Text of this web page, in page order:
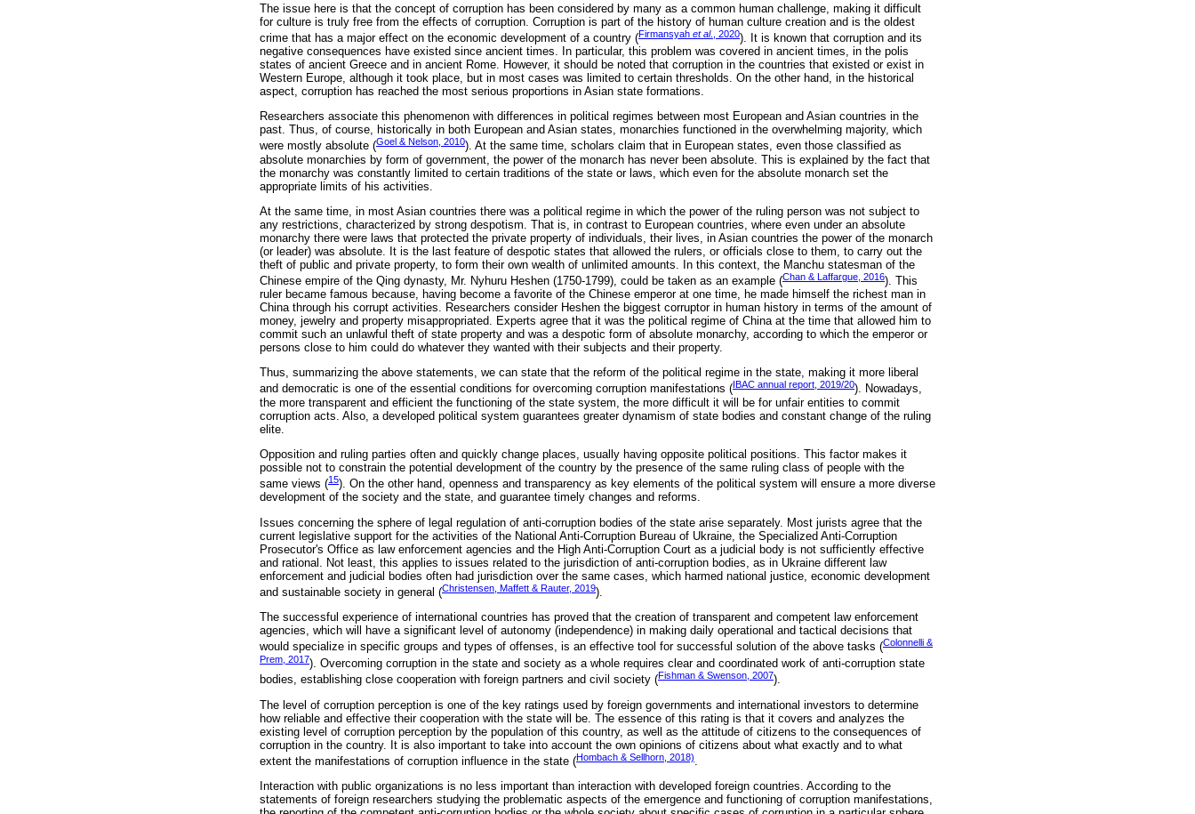
The issue here is that the concept of corruption has been considered by many as a common human challenge, making it difficult
for culture is truly free from the effects of corruption. Corruption is part of the history of human culture creation and is the oldest
crime that has a major effect on the economic development of a country (Firmansyah et al., 2020). It is known that corruption and its
negative consequences have existed since ancient times. In particular, this problem was covered in ancient times, in the polis
states of ancient Greece and in ancient Rome. However, it should be noted that corruption in the countries that existed or exist in
Western Europe, although it took place, but in most cases was limited to certain thresholds. On the other hand, in the historical
aspect, corruption has reached the most serious proportions in Asian state formations.
Researchers associate this phenomenon with differences in political regimes between most European and Asian countries in the
past. Thus, of course, historically in both European and Asian states, monarchies functioned in the overwhelming majority, which
were mostly absolute (Goel & Nelson, 2010). At the same time, scholars claim that in European states, even those classified as
absolute monarchies by form of government, the power of the monarch has never been absolute. This is explained by the fact that
the monarchy was constantly limited to certain traditions of the state or laws, which even for the absolute monarch set the
appropriate limits of his activities.
At the same time, in most Asian countries there was a political regime in which the power of the ruling person was not subject to
any restrictions, characterized by strong despotism. That is, in contrast to European countries, where even under an absolute
monarchy there were laws that protected the private property of individuals, their lives, in Asian countries the power of the monarch
(or leader) was absolute. It is the last feature of despotic states that allowed the rulers, or officials close to them, to carry out the
theft of public and private property, to form their own wealth of unlimited amounts. In this context, the Manchu statesman of the
Chinese empire of the Qing dynasty, Mr. Nyhuru Heshen (1750-1799), could be taken as an example (Chan & Laffargue, 2016). This
ruler became famous because, having become a favorite of the Chinese emperor at one time, he made himself the richest man in
China through his corrupt activities. Researchers consider Heshen the biggest corruptor in human history in terms of the amount of
money, jewelry and property misappropriated. Experts agree that it was the political regime of China at the time that allowed him to
commit such an unlawful theft of state property and was a despotic form of absolute monarchy, according to which the emperor or
persons close to him could do whatever they wanted with their subjects and their property.
Thus, summarizing the above statements, we can state that the reform of the political regime in the state, making it more liberal
and democratic is one of the essential conditions for overcoming corruption manifestations ( IBAC annual report, 2019/20). Nowadays,
the more transparent and efficient the functioning of the state system, the more difficult it will be for unfair entities to commit
corruption acts. Also, a developed political system guarantees greater dynamism of state bodies and constant change of the ruling
elite.
Opposition and ruling parties often and quickly change places, usually having opposite political positions. This factor makes it
possible not to constrain the potential development of the country by the presence of the same ruling class of people with the
same views (15). On the other hand, openness and transparency as key elements of the political system will ensure a more diverse
development of the society and the state, and guarantee timely changes and reforms.
Issues concerning the sphere of legal regulation of anti-corruption bodies of the state arise separately. Most jurists agree that the
current legislative support for the activities of the National Anti-Corruption Bureau of Ukraine, the Specialized Anti-Corruption
Prosecutor's Office as law enforcement agencies and the High Anti-Corruption Court as a judicial body is not sufficiently effective
and rational. Not least, this applies to issues related to the jurisdiction of anti-corruption bodies, as in Ukraine different law
enforcement and judicial bodies often had jurisdiction over the same cases, which harmed national justice, economic development
and sustainable society in general (Christensen, Maffett & Rauter, 2019).
The successful experience of international countries has proved that the creation of transparent and competent law enforcement
agencies, which will have a significant level of autonomy (independence) in making daily operational and tactical decisions that
would specialize in specific groups and types of offenses, is an effective tool for successful solution of the above tasks (Colonnelli &
Prem, 2017). Overcoming corruption in the state and society as a whole requires clear and coordinated work of anti-corruption state
bodies, establishing close cooperation with foreign partners and civil society (Fishman & Swenson, 2007).
The level of corruption perception is one of the key ratings used by foreign governments and international investors to determine
how reliable and effective their cooperation with the state will be. The essence of this rating is that it covers and analyzes the
existing level of corruption perception by the population of this country, as well as the attitude of citizens to the consequences of
corruption in the country. It is also important to take into account the own opinions of citizens about what exactly and to what
extent the manifestations of corruption influence in the state (Hombach & Sellhorn, 2018)
Interaction with public organizations is no less important than interaction with developed foreign countries. According to the
statements of foreign researchers studying the problematic aspects of the emergence and functioning of corruption manifestations,